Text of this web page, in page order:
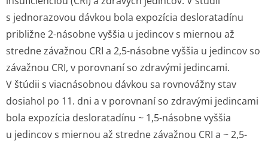
s jednorazovou dávkou bola expozícia desloratadínu
približne 2-násobne vyššia u jedincov s miernou až
stredne závažnou CRI a 2,5-násobne vyššia u jedincov so
závažnou CRI, v porovnaní so zdravými jedincami.
V štúdii s viacnásobnou dávkou sa rovnovážny stav
dosiahol po 11. dni a v porovnaní so zdravými jedincami
bola expozícia desloratadínu ~ 1,5-násobne vyššia
u jedincov s miernou až stredne závažnou CRI a ~ 2,5-